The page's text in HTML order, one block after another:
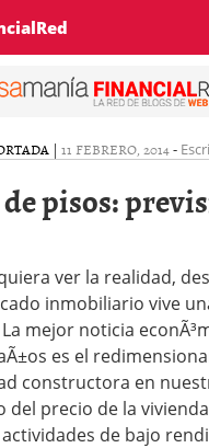
| 11 FEBRERO, 2014-
pisos:
ver la realidad,
inmobiliario vive
mejor noticia
es el
constructora en
precio de la
de bajo